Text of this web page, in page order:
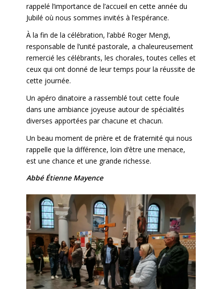
rappelé l’importance de l’accueil en cette année du
Jubilé où nous sommes invités à l’espérance.
À la fin de la célébration, l’abbé Roger Mengi,
responsable de l’unité pastorale, a chaleureusement
remercié les célébrants, les chorales, toutes celles et
ceux qui ont donné de leur temps pour la réussite de
cette journée.
Un apéro dinatoire a rassemblé tout cette foule
dans une ambiance joyeuse autour de spécialités
diverses apportées par chacune et chacun.
Un beau moment de prière et de fraternité qui nous
rappelle que la différence, loin d’être une menace,
est une chance et une grande richesse.
Abbé Étienne Mayence